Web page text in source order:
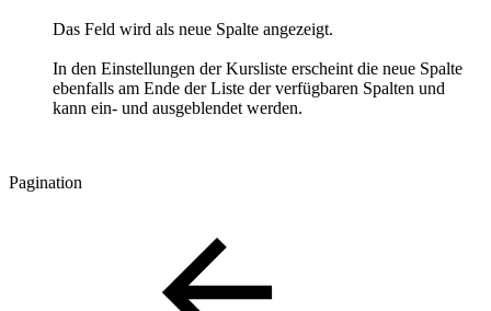
Das Feld wird als neue Spalte angezeigt.
In den Einstellungen der Kursliste erscheint die neue Spalte
ebenfalls am Ende der Liste der verfügbaren Spalten und
kann ein- und ausgeblendet werden.
Pagination